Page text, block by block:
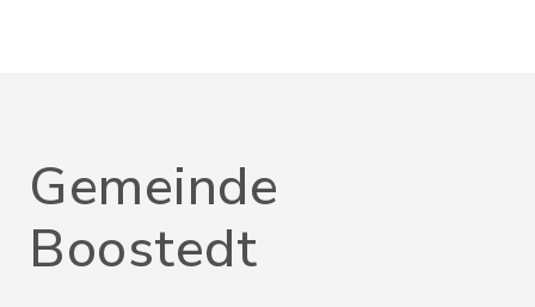
Gemeinde
Boostedt